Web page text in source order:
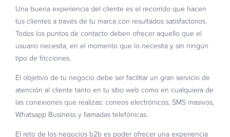
Una buena experiencia del cliente es el recorrido que hacen
tus clientes a través de tu marca con resultados satisfactorios.
Todos los puntos de contacto deben ofrecer aquello que el
usuario necesita, en el momento que lo necesita y sin ningún
tipo de fricciones.
El objetivo de tu negocio debe ser facilitar un gran servicio de
atención al cliente tanto en tu sitio web como en cualquiera de
las conexiones que realizas: correos electrónicos, SMS masivos,
Whatsapp Business y llamadas telefónicas.
El reto de los negocios b2b es poder ofrecer una experiencia